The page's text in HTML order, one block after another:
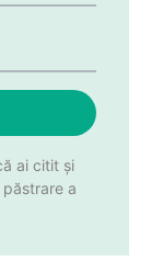
ai citit și
a